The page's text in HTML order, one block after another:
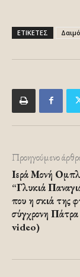
ΕΤΙΚΕΤΕΣ
Προηγούμενο
Ιερά Μονή
“Γλυκιά
που η σκιά της
σύγχρονη
video)